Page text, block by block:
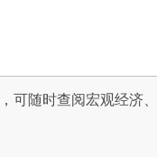
，可随时查阅宏观经济